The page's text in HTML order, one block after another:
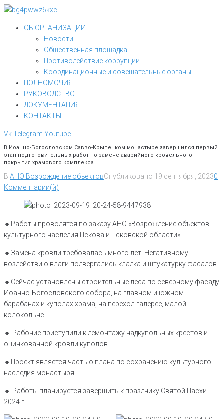
Перейти
контентуОБ ОРГАНИЗАЦИИ
Новости
Общественная площадка
Противодействие коррупции
Координационные и совещательные органы
ПОЛНОМОЧИЯ
РУКОВОДСТВО
ДОКУМЕНТАЦИЯ
КОНТАКТЫ
VkTelegram Youtube
В Иоанно-Богословском Савво-Крыпецком монастыре завершился первый
этап подготовительных работ по замене аварийного кровельного
покрытия храмового комплекса
В АНО Возрождение объектовОпубликовано 19 сентября, 20230
Комментарии(й)
🔸️Работы проводятся по заказу АНО «Возрождение объектов
культурного наследия Пскова и Псковской области».
🔸️Замена кровли требовалась много лет. Негативному
воздействию влаги подвергались кладка и штукатурку фасадов.
🔸️Сейчас установлены строительные леса по северному фасаду
Иоанно-Богословского собора, на главном и южном
барабанах и куполах храма, на переход-галерее, малой
колокольне.
🔸️ Рабочие приступили к демонтажу надкупольных крестов и
оцинкованной кровли куполов.
🔸️Проект является частью плана по сохранению культурного
наследия монастыря.
🔸️ Работы планируется завершить к празднику Святой Пасхи
2024 г.